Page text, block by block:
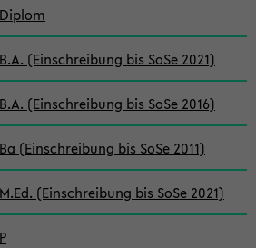
(Einschreibung bis SoSe 2021)
(Einschreibung bis SoSe 2016)
(Einschreibung bis SoSe 2011)
(Einschreibung bis SoSe 2021)